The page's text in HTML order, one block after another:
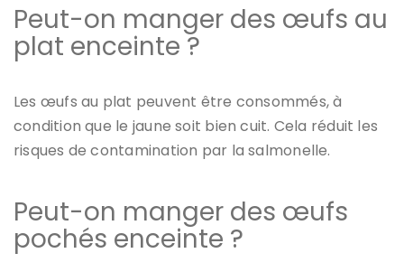
Peut-on manger des œufs au
plat enceinte ?
Les œufs au plat peuvent être consommés, à
condition que le jaune soit bien cuit. Cela réduit les
risques de contamination par la salmonelle.
Peut-on manger des œufs
pochés enceinte ?